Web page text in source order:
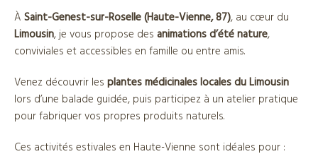
À Saint-Genest-sur-Roselle (Haute-Vienne, 87), au cœur du
Limousin, je vous propose des animations d’été nature,
conviviales et accessibles en famille ou entre amis.
Venez découvrir les plantes médicinales locales du Limousin
lors d’une balade guidée, puis participez à un atelier pratique
pour fabriquer vos propres produits naturels.
Ces activités estivales en Haute-Vienne sont idéales pour :